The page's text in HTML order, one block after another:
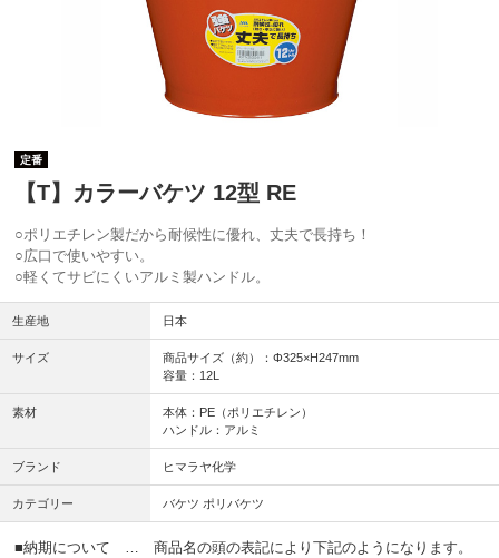
定番
【T】カラーバケツ 12型 RE
○ポリエチレン製だから耐候性に優れ、丈夫で長持ち！
○広口で使いやすい。
○軽くてサビにくいアルミ製ハンドル。
生産地 日本
サイズ
商品サイズ（約）：Φ325×H247mm
容量：12L
素材
本体：PE（ポリエチレン）
ハンドル：アルミ
ブランド ヒマラヤ化学
カテゴリー バケツ ポリバケツ
■納期について … 商品名の頭の表記により下記のようになります。